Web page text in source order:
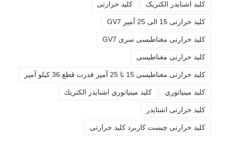
کليد اشنايدر الکتريک کليد حرارتی
کليد حرارتی 15 الی 25 آمپر GV7
کليد حرارتی مغناطيسی سری GV7
کليد حرارتی مغناطیسی
کليد حرارتی مغناطیسی 15 تا 25 آمپر قدرت قطع 36 کیلو آمپر
کليد مينياتوري کليد مينياتوري اشنايدر الكتريك
کلید حرارتی اشنایدر
کلید حرارتی چیست کاربرد کلید حرارتی